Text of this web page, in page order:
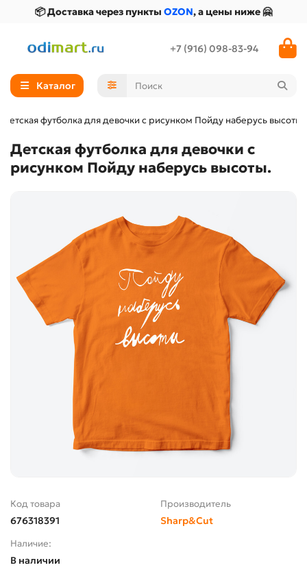
📦 Доставка через пункты OZON, а цены ниже 🤗
+7 (916) 098-83-94
Каталог
Детская футболка для девочки с рисунком Пойду наберусь высоты.
Детская футболка для девочки с
рисунком Пойду наберусь высоты.
Код товара
676318391
Производитель
Sharp&Cut
Наличие:
В наличии